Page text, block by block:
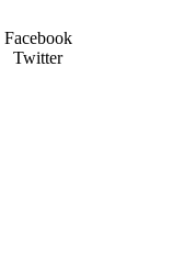
Facebook
Twitter